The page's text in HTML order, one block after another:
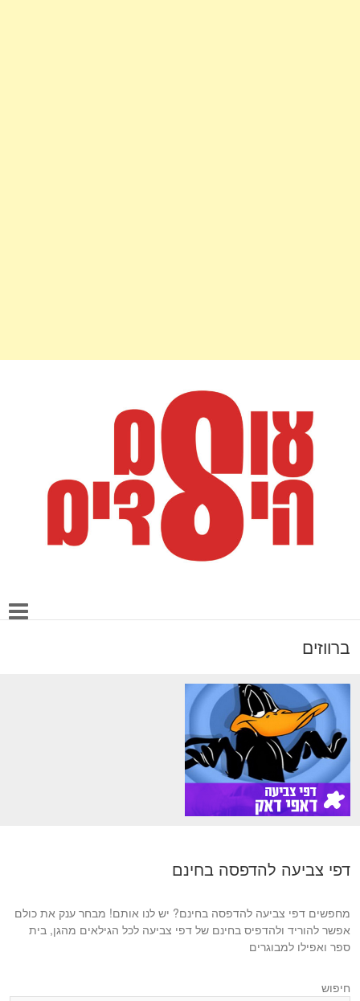
ברווזים
דפי צביעה להדפסה בחינם
מחפשים דפי צביעה להדפסה בחינם? יש לנו אותם! מבחר ענק את כולם
אפשר להוריד ולהדפיס בחינם של דפי צביעה לכל הגילאים מהגן, בית
ספר ואפילו למבוגרים
חיפוש